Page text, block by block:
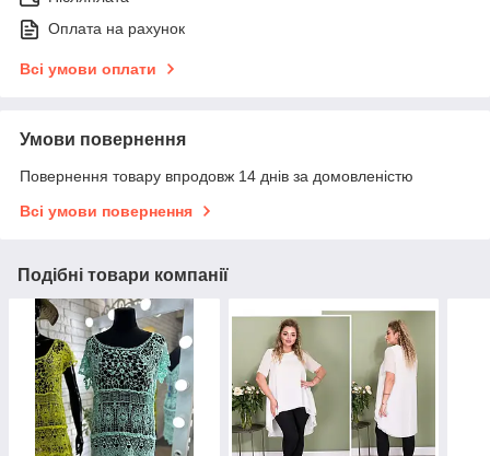
Оплата на рахунок
Всі умови оплати
Умови повернення
Повернення товару впродовж 14 днів за домовленістю
Всі умови повернення
Подібні товари компанії